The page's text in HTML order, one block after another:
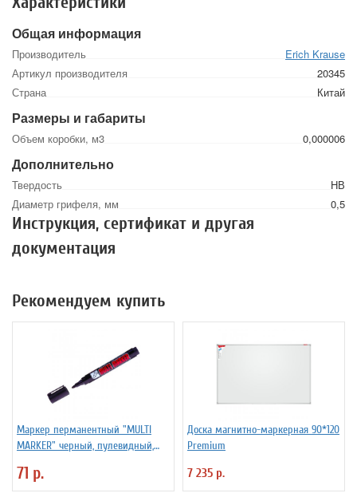
Общая информация
Производитель
Erich Krause
Артикул производителя
20345
Страна
Китай
Размеры и габариты
Объем коробки, м3 0,000006
Дополнительно
Твердость
НВ
Диаметр грифеля, мм
0,5
Инструкция, сертификат и другая
документация
Рекомендуем купить
Маркер перманентный "MULTI
MARKER" черный, пулевидный,
71 р.
Доска магнитно-маркерная 90*120
Premium
7 235 р.